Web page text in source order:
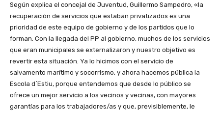
Según explica el concejal de Juventud, Guillermo Sampedro, «la
recuperación de servicios que estaban privatizados es una
prioridad de este equipo de gobierno y de los partidos que lo
forman. Con la llegada del PP al gobierno, muchos de los servicios
que eran municipales se externalizaron y nuestro objetivo es
revertir esta situación. Ya lo hicimos con el servicio de
salvamento marítimo y socorrismo, y ahora hacemos pública la
Escola d´Estiu, porque entendemos que desde lo público se
ofrece un mejor servicio a los vecinos y vecinas, con mayores
garantías para los trabajadores/as y que, previsiblemente, le